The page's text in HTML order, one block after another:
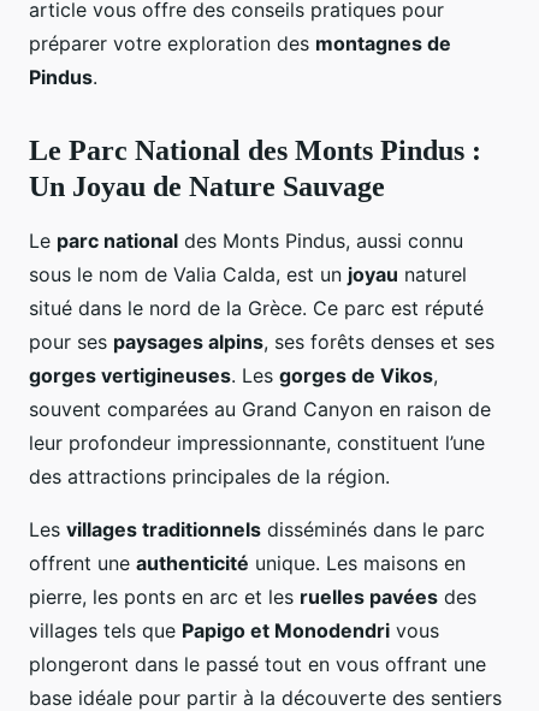
article vous offre des conseils pratiques pour
préparer votre exploration des montagnes de
Pindus.
Le Parc National des Monts Pindus :
Un Joyau de Nature Sauvage
Le parc national des Monts Pindus, aussi connu
sous le nom de Valia Calda, est un joyau naturel
situé dans le nord de la Grèce. Ce parc est réputé
pour ses paysages alpins, ses forêts denses et ses
gorges vertigineuses. Les gorges de Vikos,
souvent comparées au Grand Canyon en raison de
leur profondeur impressionnante, constituent l’une
des attractions principales de la région.
Les villages traditionnels disséminés dans le parc
offrent une authenticité unique. Les maisons en
pierre, les ponts en arc et les ruelles pavées des
villages tels que Papigo et Monodendri vous
plongeront dans le passé tout en vous offrant une
base idéale pour partir à la découverte des sentiers